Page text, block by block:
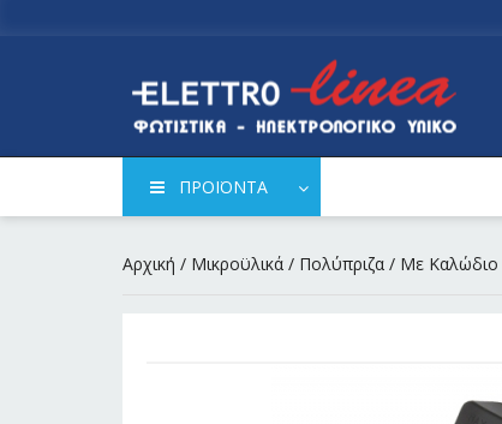
ΠΡΟΪΟΝΤΑ
Αρχική / Μικροϋλικά / Πολύπριζα / Με Καλώδιο